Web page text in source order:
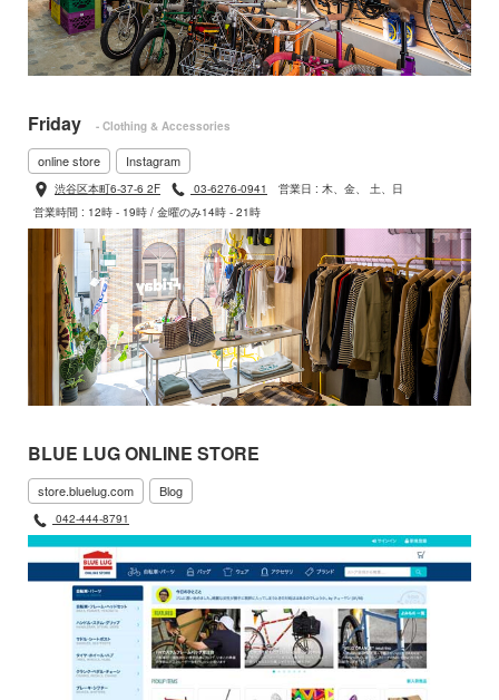
Friday - Clothing & Accessories
online store Instagram
渋谷区本町6-37-6 2F 03-6276-0941
営業日 : 木、金、 土、日
営業時間 : 12時 - 19時 / 金曜のみ14時 - 21時
BLUE LUG ONLINE STORE
store.bluelug.com Blog
042-444-8791